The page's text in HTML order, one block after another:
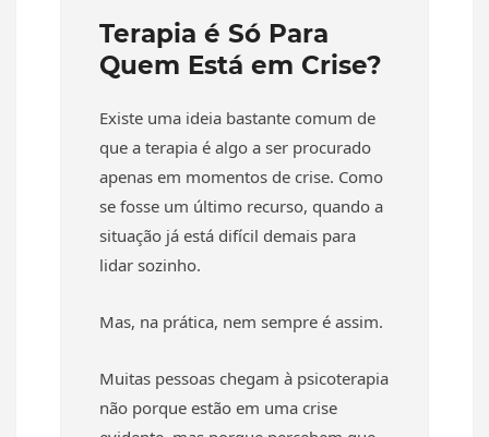
Terapia é Só Para
Quem Está em Crise?
Existe uma ideia bastante comum de
que a terapia é algo a ser procurado
apenas em momentos de crise. Como
se fosse um último recurso, quando a
situação já está difícil demais para
lidar sozinho.
Mas, na prática, nem sempre é assim.
Muitas pessoas chegam à psicoterapia
não porque estão em uma crise